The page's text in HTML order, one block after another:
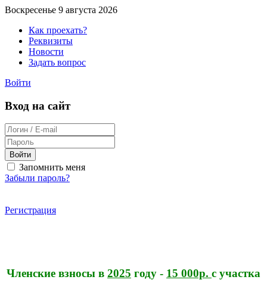
Воскресенье 9 августа 2026
Как проехать?
Реквизиты
Новости
Задать вопрос
Войти
Вход на сайт
Войти
Запомнить меня
Забыли пароль?
Регистрация
Членские взносы в 2025 году - 15 000р. с участка